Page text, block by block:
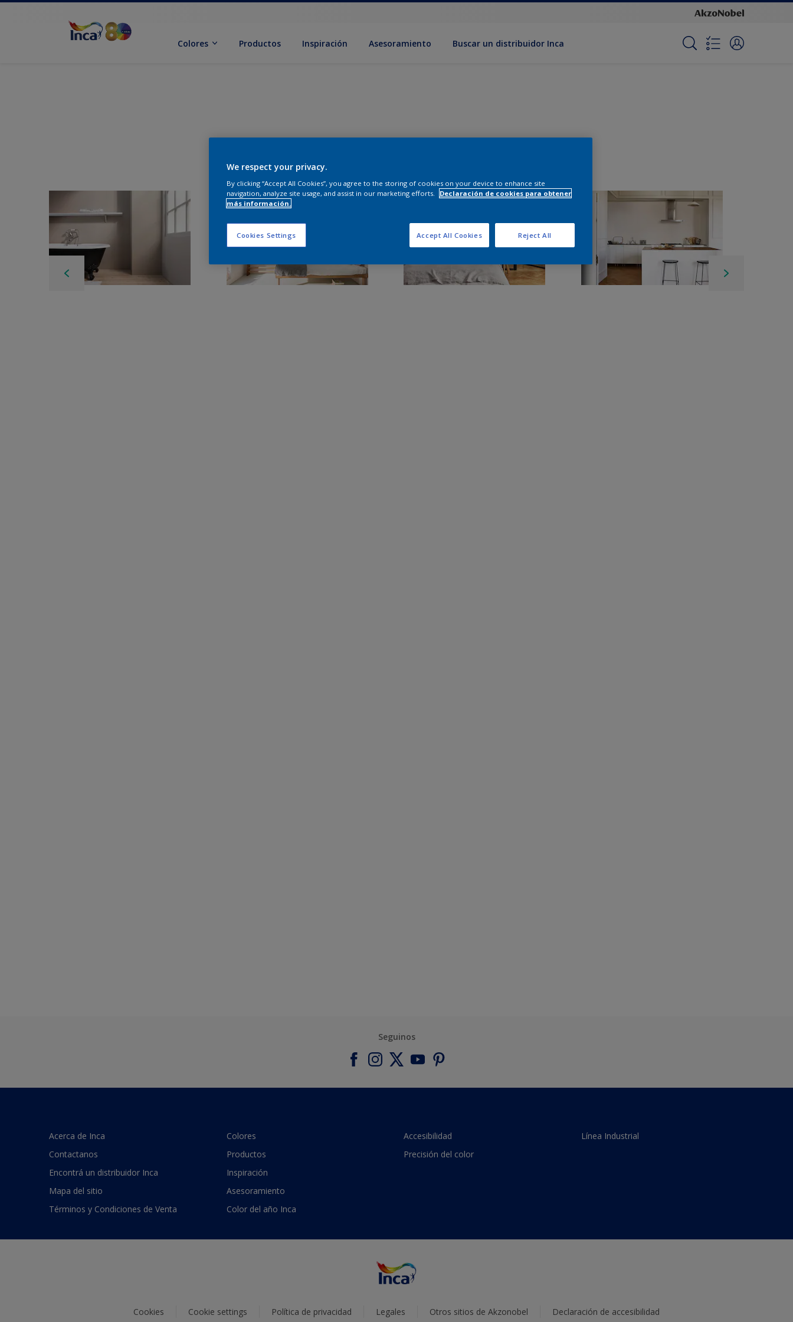
Colores Productos Inspiración Asesoramiento Buscar un distribuidor Inca
Seguinos
Acerca de Inca
Contactanos
Encontrá un distribuidor Inca
Mapa del sitio
Términos y Condiciones de Venta
Colores
Productos
Inspiración
Asesoramiento
Color del año Inca
Accesibilidad
Precisión del color
Línea Industrial
Cookies Cookie settings Política de privacidad Legales Otros sitios de Akzonobel Declaración de accesibilidad
We respect your privacy.
By clicking “Accept All Cookies”, you agree to the storing of cookies on your device to enhance site
navigation, analyze site usage, and assist in our marketing efforts.
Declaración de cookies para obtener
más información.
Cookies Settings Reject All
Accept All Cookies